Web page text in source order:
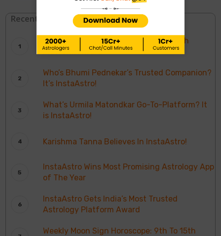
Recent Blogs
InstaAstro Receives Best Spiritual Tech
Platform Award
Who’s Bhumi Pednekar’s Trusted Companion?
It’s InstaAstro!
What’s Urmila Matondkar Go-To-Platform? It
is InstaAstro!
Karishma Tanna Believes In InstaAstro!
InstaAstro Wins Most Promising Astrology App
of The Year
InstaAstro Gets India’s Most Trusted
Astrology Platform Award
Weekly Moon Sign Horoscope: 9th To 15th